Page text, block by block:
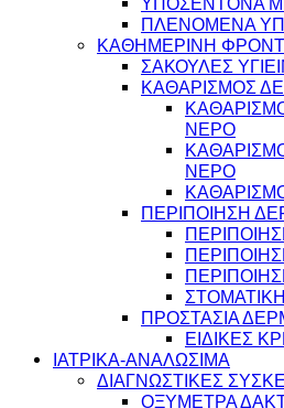
ΠΛΕΝΟΜΕΝΑ
ΚΑΘΗΜΕΡΙΝΗ
ΣΑΚΟΥΛΕΣ
ΚΑΘΑΡΙΣΜΟΣ
ΝΕΡΟ
ΝΕΡΟ
ΠΕΡΙΠΟΙΗΣΗ
ΠΡΟΣΤΑΣΙΑ
ΕΙΔΙΚΕΣ
ΙΑΤΡΙΚΑ-ΑΝΑΛΩΣΙΜΑ
ΔΙΑΓΝΩΣΤΙΚΕΣ
ΟΞΥΜΕΤΡΑ